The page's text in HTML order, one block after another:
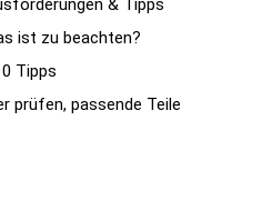
& Tipps
ist zu beachten?
Tipps
prüfen, passende Teile